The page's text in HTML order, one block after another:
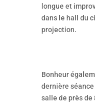
longue et
dans le hall du
projection.
Bonheur
dernière
salle de près de